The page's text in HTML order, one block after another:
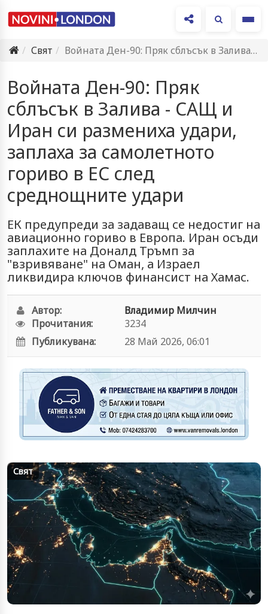
Свят
Войната Ден-90: Пряк сблъсък в Залива - САЩ и Иран…
Войната Ден-90: Пряк
сблъсък в Залива - САЩ и
Иран си размениха удари,
заплаха за самолетното
гориво в ЕС след
среднощните удари
ЕК предупреди за задаващ се недостиг на
авиационно гориво в Европа. Иран осъди
заплахите на Доналд Тръмп за
"взривяване" на Оман, а Израел
ликвидира ключов финансист на Хамас.
Автор:
Владимир Милчин
Прочитания:
3234
Публикувана:
28 Май 2026, 06:01
Свят